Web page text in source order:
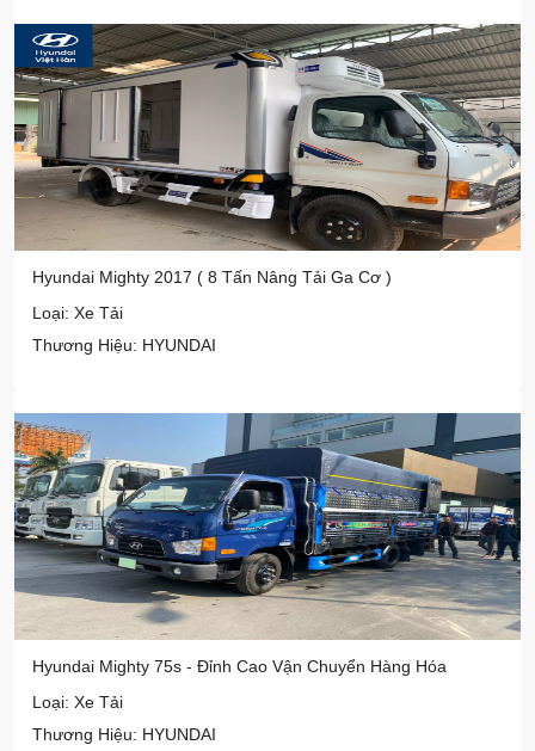
Hyundai Mighty 2017 ( 8 Tấn Nâng Tải Ga Cơ )
Loại: Xe Tải
Thương Hiệu: HYUNDAI
Hyundai Mighty 75s - Đỉnh Cao Vận Chuyển Hàng Hóa
Loại: Xe Tải
Thương Hiệu: HYUNDAI